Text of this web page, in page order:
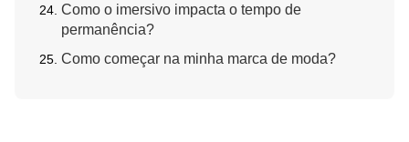
Como o imersivo impacta o tempo de
permanência?
Como começar na minha marca de moda?